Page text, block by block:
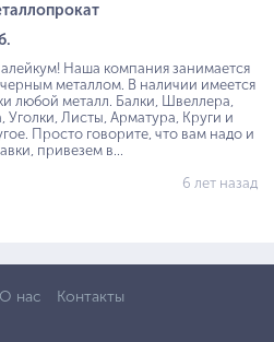
Наша компания занимается
металлом. В наличии имеется
любой металл. Балки, Швеллера,
Уголки, Листы, Арматура, Круги и
Просто говорите, что вам надо и
привезем в...
6 лет назад
О нас Контакты